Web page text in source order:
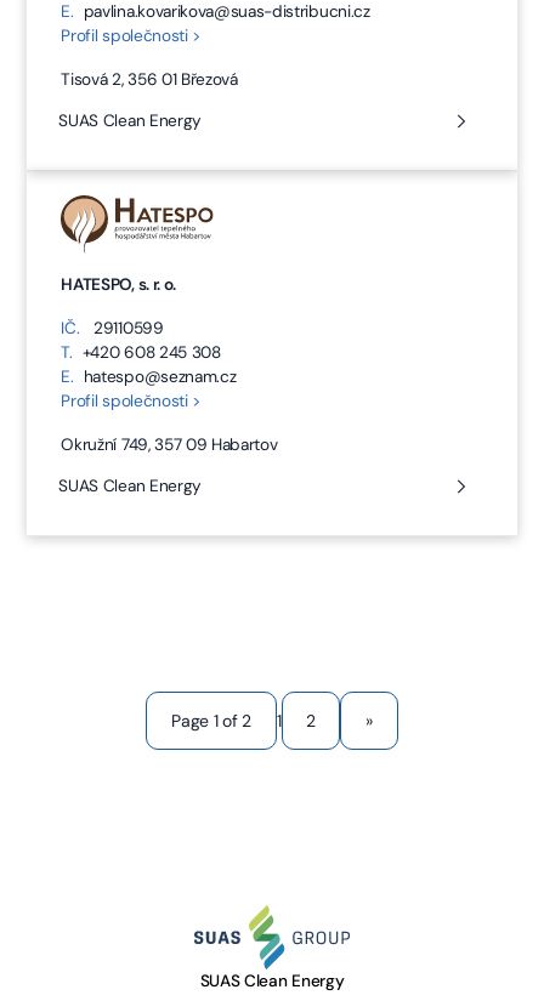
E. pavlina.kovarikova@suas-distribucni.cz
Profil společnosti >
Tisová 2, 356 01 Březová
SUAS Clean Energy
HATESPO, s. r. o.
IČ.
29110599
T. +420 608 245 308
E. hatespo@seznam.cz
Profil společnosti >
Okružní 749, 357 09 Habartov
SUAS Clean Energy
Page 1 of 2 1 2 »
SUAS Clean Energy